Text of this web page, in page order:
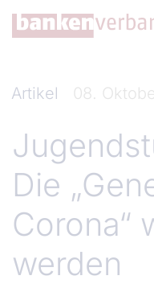
Direkt zum Inhalt
Artikel 08.
Die
Corona“
werden